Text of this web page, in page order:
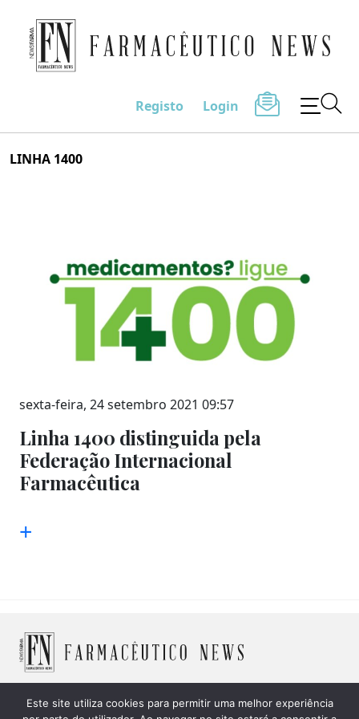
to
Farmacêutico News
Registo Login
LINHA 1400
sexta-feira, 24 setembro 2021 09:57
Linha 1400 distinguida pela
Federação Internacional
Farmacêutica
+
Este site utiliza cookies para permitir uma melhor experiência